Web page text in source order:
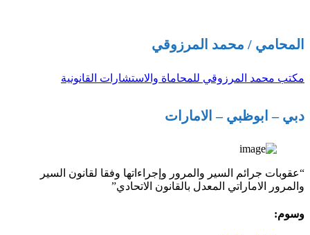
المحامي / محمد المرزوقي
مكتب محمد المرزوقي للمحاماة والاستشارات القانونية
دبي – ابوظبي – الامارات
“عقوبات جرائم السير والمرور وإجراءاتها وفقا لقانون السير
والمرور الاماراتي المعدل بالقانون الاتحادي”
وسوم: